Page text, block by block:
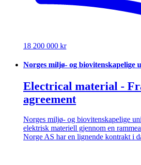
18 200 000 kr
Norges miljø- og biovitenskapelige
Electrical material -
agreement
Norges miljø- og biovitenskapelige
elektrisk materiell gjennom en
Norge AS har en lignende kontrakt i